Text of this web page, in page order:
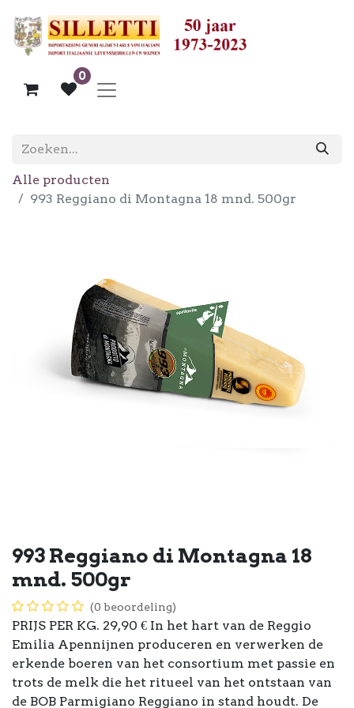
0
Alle producten
993 Reggiano di Montagna 18 mnd. 500gr
993 Reggiano di Montagna 18
mnd. 500gr
(0 beoordeling)
PRIJS PER KG. 29,90 € In het hart van de Reggio
Emilia Apennijnen produceren en verwerken de
erkende boeren van het consortium met passie en
trots de melk die het ritueel van het ontstaan van
de BOB Parmigiano Reggiano in stand houdt. De